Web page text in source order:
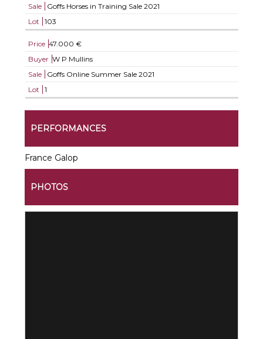
Sale
Goffs Horses in Training Sale 2021
Lot
103
Price 47.000 €
Buyer W P Mullins
Sale
Goffs Online Summer Sale 2021
Lot
1
PERFORMANCES
France Galop
PHOTOS